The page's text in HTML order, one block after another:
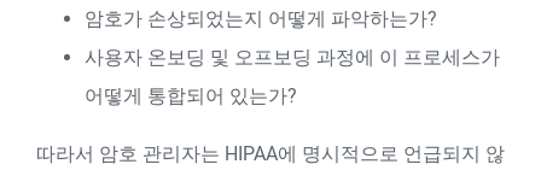
암호가 손상되었는지 어떻게 파악하는가?
사용자 온보딩 및 오프보딩 과정에 이 프로세스가
어떻게 통합되어 있는가?
따라서 암호 관리자는 HIPAA에 명시적으로 언급되지 않